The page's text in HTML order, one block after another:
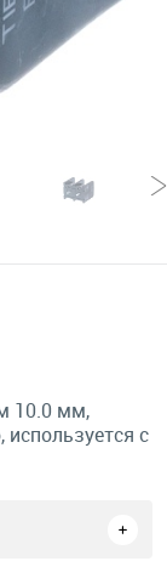
10.0 мм,
используется с